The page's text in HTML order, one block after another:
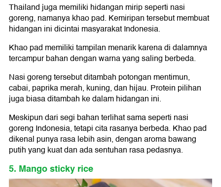
Thailand juga memiliki hidangan mirip seperti nasi
goreng, namanya khao pad. Kemiripan tersebut membuat
hidangan ini dicintai masyarakat Indonesia.
Khao pad memiliki tampilan menarik karena di dalamnya
tercampur bahan dengan warna yang saling berbeda.
Nasi goreng tersebut ditambah potongan mentimun,
cabai, paprika merah, kuning, dan hijau. Protein pilihan
juga biasa ditambah ke dalam hidangan ini.
Meskipun dari segi bahan terlihat sama seperti nasi
goreng Indonesia, tetapi cita rasanya berbeda. Khao pad
dikenal punya rasa lebih asin, dengan aroma bawang
putih yang kuat dan ada sentuhan rasa pedasnya.
5. Mango sticky rice